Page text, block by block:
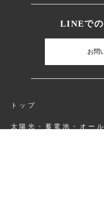
LINEでの
お問
トップ
太陽光・蓄電池・オー